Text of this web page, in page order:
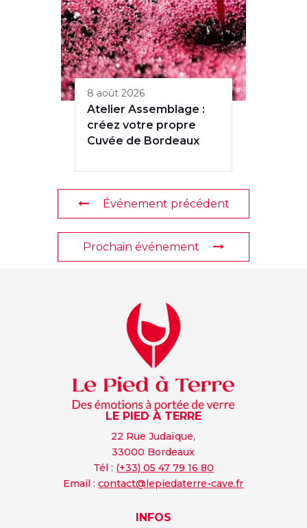
8 août 2026
Atelier Assemblage :
créez votre propre
Cuvée de Bordeaux
Événement précédent
Prochain événement
LE PIED À TERRE
22 Rue Judaïque,
33000 Bordeaux
Tél : (+33) 05 47 79 16 80
Email :contact@lepiedaterre-cave.fr
INFOS